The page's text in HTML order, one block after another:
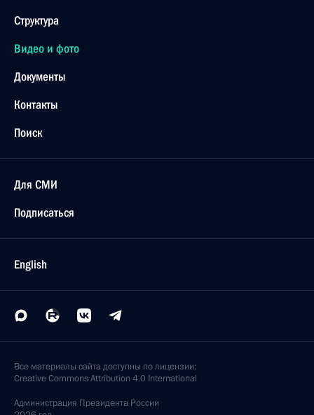
Структура
Видео и фото
Документы
Контакты
Поиск
Для СМИ
Подписаться
English
Все материалы сайта доступны по лицензии:
Creative Commons Attribution 4.0 International
Администрация Президента России